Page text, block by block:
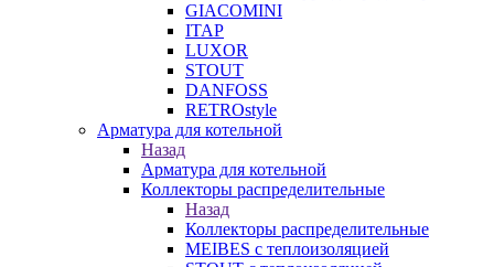
GIACOMINI
ITAP
LUXOR
STOUT
DANFOSS
RETROstyle
Арматура для котельной
Назад
Арматура для котельной
Коллекторы распределительные
Назад
Коллекторы распределительные
MEIBES с теплоизоляцией